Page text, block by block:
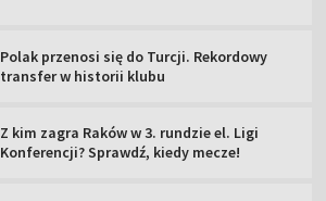
Polak przenosi się do Turcji. Rekordowy
transfer w historii klubu
Z kim zagra Raków w 3. rundzie el. Ligi
Konferencji? Sprawdź, kiedy mecze!